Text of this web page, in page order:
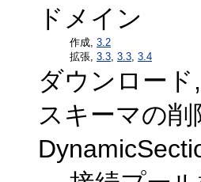
ドメイン
作成, 3.2
拡張, 3.3, 3.3, 3.4
ダウンロー
スキーマの削